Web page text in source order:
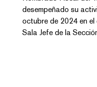
desempeñado su
octubre de 2024 en
Sala Jefe de la